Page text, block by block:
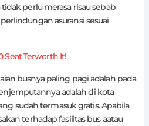
perlu merasa risau sebab
asuransi sesuai
Seat Terworth It!
busnya paling pagi adalah pada
adalah di kota
sudah termasuk gratis. Apabila
terhadap fasilitas bus aatau